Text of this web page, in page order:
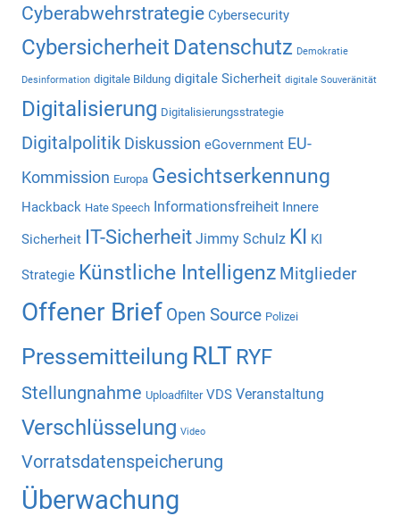
Cyberabwehrstrategie Cybersecurity
Cybersicherheit Datenschutz Demokratie
Desinformation digitale Bildung digitale Sicherheit digitale Souveränität
Digitalisierung Digitalisierungsstrategie
Digitalpolitik Diskussion eGovernment EU-
Kommission Europa Gesichtserkennung
Hackback Hate Speech Informationsfreiheit Innere
Sicherheit IT-Sicherheit Jimmy Schulz KI KI
Strategie Künstliche Intelligenz Mitglieder
Offener Brief Open Source Polizei
Pressemitteilung RLT RYF
Stellungnahme Uploadfilter VDS Veranstaltung
Verschlüsselung Video
Vorratsdatenspeicherung
Überwachung